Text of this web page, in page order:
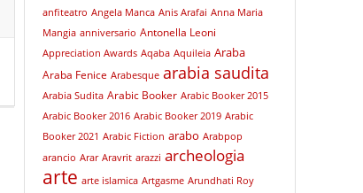
anfiteatro Angela Manca Anis Arafai Anna Maria
Mangia anniversario Antonella Leoni
Appreciation Awards Aqaba Aquileia Araba
Araba Fenice Arabesque arabia saudita
Arabia Sudita Arabic Booker Arabic Booker 2015
Arabic Booker 2016 Arabic Booker 2019 Arabic
Booker 2021 Arabic Fiction arabo Arabpop
arancio Arar Aravrit arazzi archeologia
arte arte islamica Artgasme Arundhati Roy